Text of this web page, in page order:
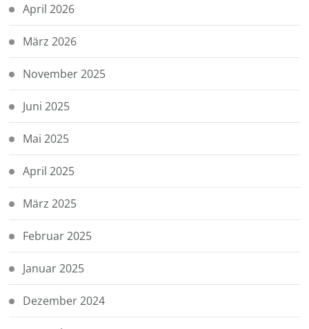
April 2026
März 2026
November 2025
Juni 2025
Mai 2025
April 2025
März 2025
Februar 2025
Januar 2025
Dezember 2024